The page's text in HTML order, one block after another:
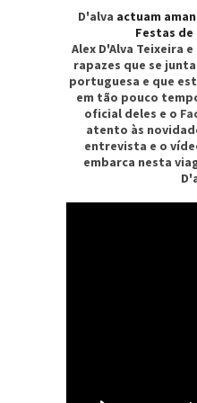
D'alva actuam
Festas de
Alex D'Alva Teixeira
rapazes que se
portuguesa e que
em tão pouco
oficial deles e o
atento às
entrevista e o
embarca nesta